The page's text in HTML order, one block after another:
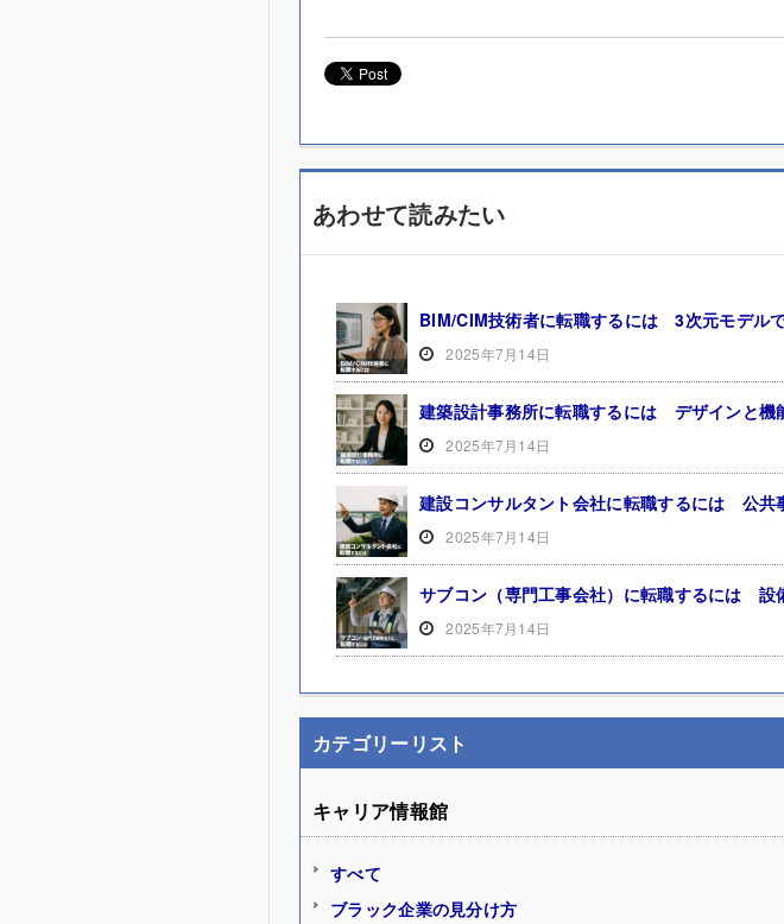
あわせて読みたい
BIM/CIM技術者に転職するには 3次元モデル
2025年7月14日
建築設計事務所に転職するには デザインと機
2025年7月14日
建設コンサルタント会社に転職するには 公共
2025年7月14日
サブコン（専門工事会社）に転職するには 設
2025年7月14日
カテゴリーリスト
キャリア情報館
すべて
ブラック企業の見分け方